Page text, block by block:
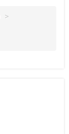
>